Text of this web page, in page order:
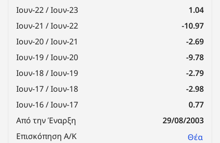
Ιουν-22 / Ιουν-23
1.04
Ιουν-21 / Ιουν-22
-10.97
Ιουν-20 / Ιουν-21
-2.69
Ιουν-19 / Ιουν-20
-9.78
Ιουν-18 / Ιουν-19
-2.79
Ιουν-17 / Ιουν-18
-2.98
Ιουν-16 / Ιουν-17
0.77
Από την Έναρξη
29/08/2003
Επισκόπηση Α/Κ
Θέα